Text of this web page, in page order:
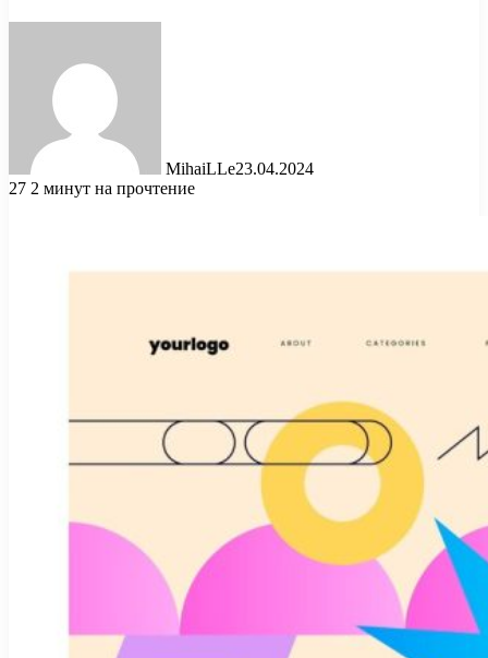
MihaiLLe23.04.2024
27 2 минут на прочтение